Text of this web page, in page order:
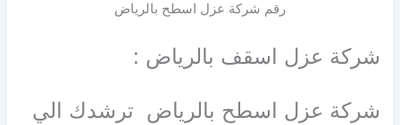
رقم شركة عزل اسطح بالرياض
شركة عزل اسقف بالرياض :
شركة عزل اسطح بالرياض ترشدك الي